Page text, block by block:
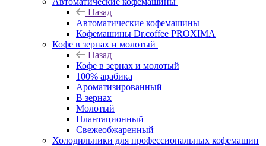
Назад
Автоматические кофемашины
Кофемашины Dr.coffee PROXIMA
Кофе в зернах и молотый
Назад
Кофе в зернах и молотый
100% арабика
Ароматизированный
В зернах
Молотый
Плантационный
Свежеобжаренный
Холодильники для профессиональных кофемашин